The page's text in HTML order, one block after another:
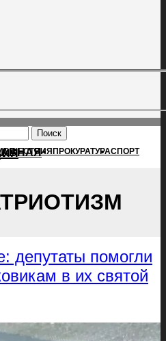
ПРОКУРАТУРАСПОРТ
депутаты помогли
в их святой